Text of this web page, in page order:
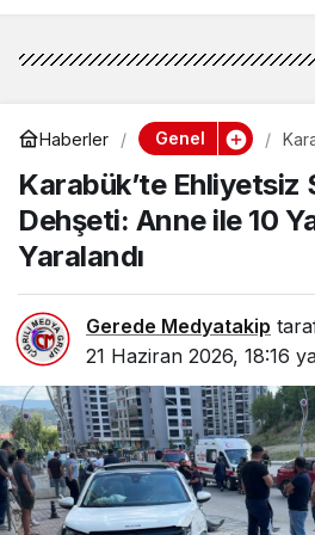
Haberler Genel
Karabük’te Ehliyetsiz
Dehşeti: Anne ile 10
Yaralandı
Gerede Medyatakip
21 Haziran 2026, 18:16